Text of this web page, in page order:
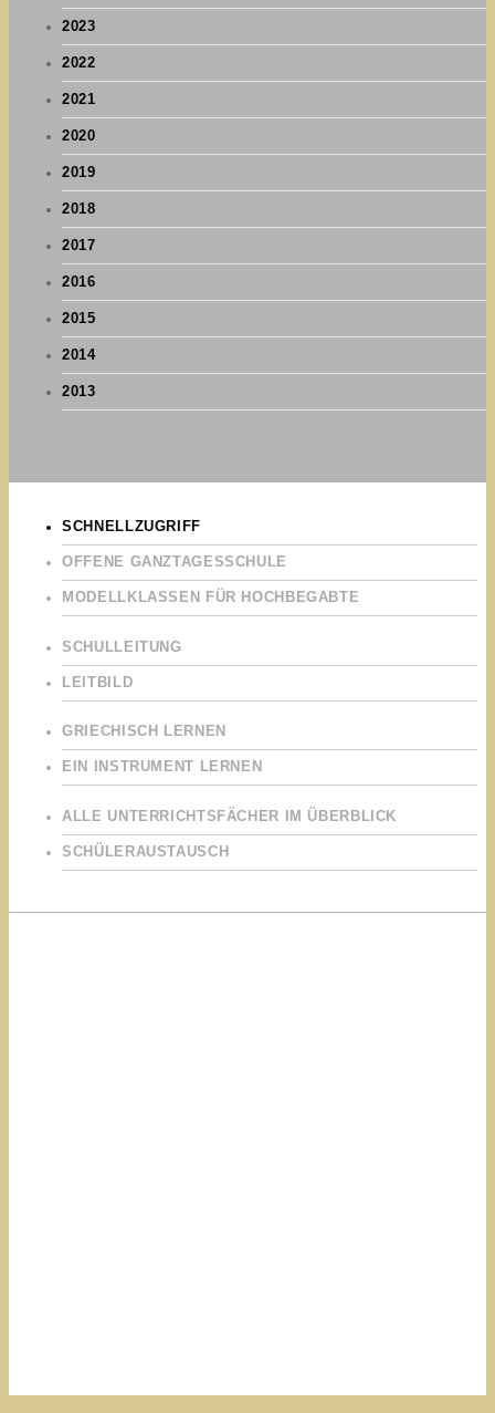
2023
2022
2021
2020
2019
2018
2017
2016
2015
2014
2013
SCHNELLZUGRIFF
OFFENE GANZTAGESSCHULE
MODELLKLASSEN FÜR HOCHBEGABTE
SCHULLEITUNG
LEITBILD
GRIECHISCH LERNEN
EIN INSTRUMENT LERNEN
ALLE UNTERRICHTSFÄCHER IM ÜBERBLICK
SCHÜLERAUSTAUSCH